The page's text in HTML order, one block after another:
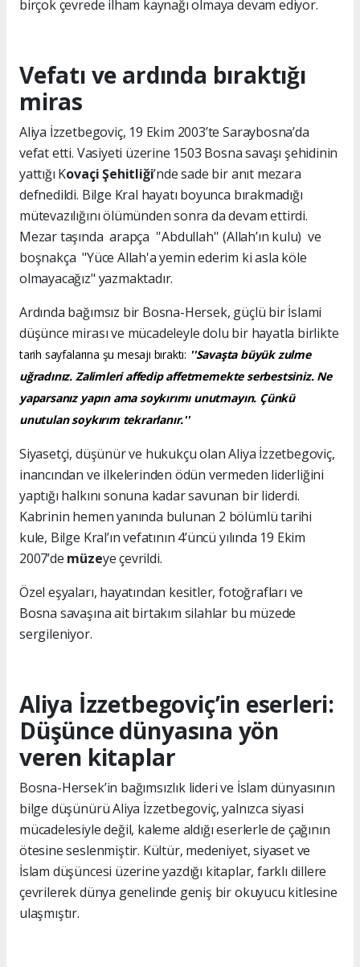
birçok çevrede ilham kaynağı olmaya devam ediyor.
Vefatı ve ardında bıraktığı
miras
Aliya İzzetbegoviç, 19 Ekim 2003’te Saraybosna’da
vefat etti. Vasiyeti üzerine 1503 Bosna savaşı şehidinin
yattığı Kovaçi Şehitliği’nde sade bir anıt mezara
defnedildi. Bilge Kral hayatı boyunca bırakmadığı
mütevazılığını ölümünden sonra da devam ettirdi.
Mezar taşında arapça ''Abdullah'' (Allah’ın kulu) ve
boşnakça "Yüce Allah'a yemin ederim ki asla köle
olmayacağız" yazmaktadır.
Ardında bağımsız bir Bosna-Hersek, güçlü bir İslami
düşünce mirası ve mücadeleyle dolu bir hayatla birlikte
tarih sayfalarına şu mesajı bıraktı: ''Savaşta büyük zulme
uğradınız. Zalimleri affedip affetmemekte serbestsiniz. Ne
yaparsanız yapın ama soykırımı unutmayın. Çünkü
unutulan soykırım tekrarlanır.''
Siyasetçi, düşünür ve hukukçu olan Aliya İzzetbegoviç,
inancından ve ilkelerinden ödün vermeden liderliğini
yaptığı halkını sonuna kadar savunan bir liderdi.
Kabrinin hemen yanında bulunan 2 bölümlü tarihi
kule, Bilge Kral’ın vefatının 4’üncü yılında 19 Ekim
2007’de müzeye çevrildi.
Özel eşyaları, hayatından kesitler, fotoğrafları ve
Bosna savaşına ait birtakım silahlar bu müzede
sergileniyor.
Aliya İzzetbegoviç’in eserleri:
Düşünce dünyasına yön
veren kitaplar
Bosna-Hersek’in bağımsızlık lideri ve İslam dünyasının
bilge düşünürü Aliya İzzetbegoviç, yalnızca siyasi
mücadelesiyle değil, kaleme aldığı eserlerle de çağının
ötesine seslenmiştir. Kültür, medeniyet, siyaset ve
İslam düşüncesi üzerine yazdığı kitaplar, farklı dillere
çevrilerek dünya genelinde geniş bir okuyucu kitlesine
ulaşmıştır.